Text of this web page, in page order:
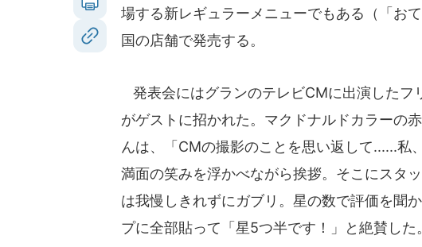
場する新レギュラーメニューでもある（「お
国の店舗で発売する。
発表会にはグランのテレビCMに出演したフ
がゲストに招かれた。マクドナルドカラーの
んは、「CMの撮影のことを思い返して......私
満面の笑みを浮かべながら挨拶。そこにスタ
は我慢しきれずにガブリ。星の数で評価を聞
プに全部貼って「星5つ半です！」と絶賛した。